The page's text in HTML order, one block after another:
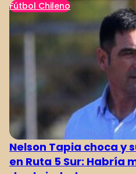
Fútbol Chileno
Nelson Tapia choca y
en Ruta 5 Sur: Habría